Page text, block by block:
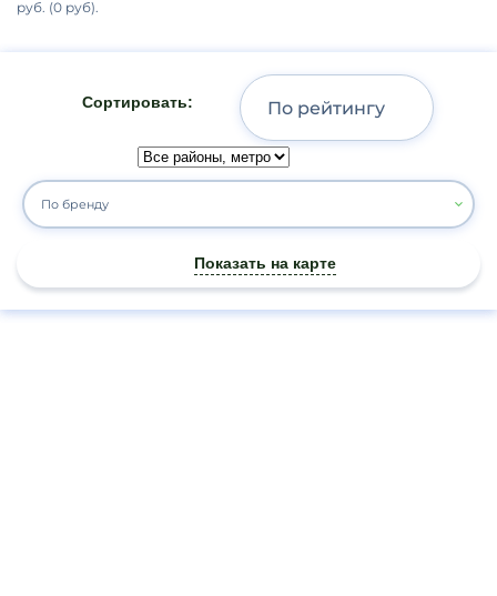
руб. (0 руб).
Сортировать:
По бренду
Показать на карте